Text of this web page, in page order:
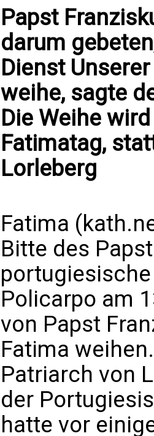
Papst
darum
Dienst
weihe, sagte
Die Weihe
Fatimatag,
Lorleberg
Fatima
Bitte des
Policarpo am
von Papst
Fatima
Patriarch von
der
hatte vor